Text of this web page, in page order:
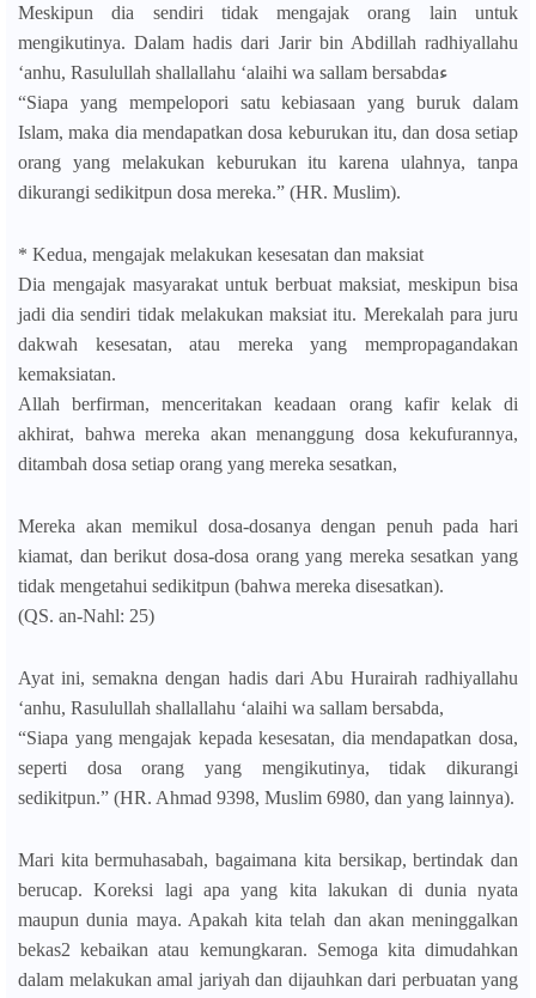
Meskipun dia sendiri tidak mengajak orang lain untuk
mengikutinya. Dalam hadis dari Jarir bin Abdillah radhiyallahu
‘anhu, Rasulullah shallallahu ‘alaihi wa sallam bersabdaء
“Siapa yang mempelopori satu kebiasaan yang buruk dalam
Islam, maka dia mendapatkan dosa keburukan itu, dan dosa setiap
orang yang melakukan keburukan itu karena ulahnya, tanpa
dikurangi sedikitpun dosa mereka.” (HR. Muslim).
* Kedua, mengajak melakukan kesesatan dan maksiat
Dia mengajak masyarakat untuk berbuat maksiat, meskipun bisa
jadi dia sendiri tidak melakukan maksiat itu. Merekalah para juru
dakwah kesesatan, atau mereka yang mempropagandakan
kemaksiatan.
Allah berfirman, menceritakan keadaan orang kafir kelak di
akhirat, bahwa mereka akan menanggung dosa kekufurannya,
ditambah dosa setiap orang yang mereka sesatkan,
Mereka akan memikul dosa-dosanya dengan penuh pada hari
kiamat, dan berikut dosa-dosa orang yang mereka sesatkan yang
tidak mengetahui sedikitpun (bahwa mereka disesatkan).
(QS. an-Nahl: 25)
Ayat ini, semakna dengan hadis dari Abu Hurairah radhiyallahu
‘anhu, Rasulullah shallallahu ‘alaihi wa sallam bersabda,
“Siapa yang mengajak kepada kesesatan, dia mendapatkan dosa,
seperti dosa orang yang mengikutinya, tidak dikurangi
sedikitpun.” (HR. Ahmad 9398, Muslim 6980, dan yang lainnya).
Mari kita bermuhasabah, bagaimana kita bersikap, bertindak dan
berucap. Koreksi lagi apa yang kita lakukan di dunia nyata
maupun dunia maya. Apakah kita telah dan akan meninggalkan
bekas2 kebaikan atau kemungkaran. Semoga kita dimudahkan
dalam melakukan amal jariyah dan dijauhkan dari perbuatan yang